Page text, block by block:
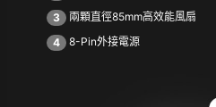
3
兩顆直徑85mm高效能風扇
4
8-Pin外接電源